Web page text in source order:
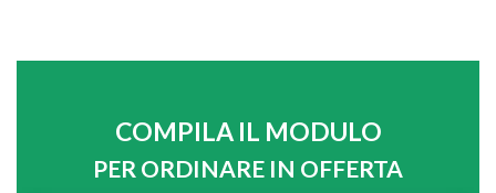
COMPILA IL MODULO
PER ORDINARE IN OFFERTA